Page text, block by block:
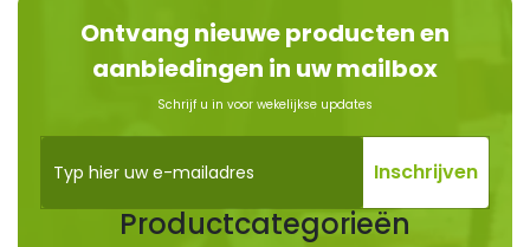
Ontvang nieuwe producten en
aanbiedingen in uw mailbox
Schrijf u in voor wekelijkse updates
Productcategorieën